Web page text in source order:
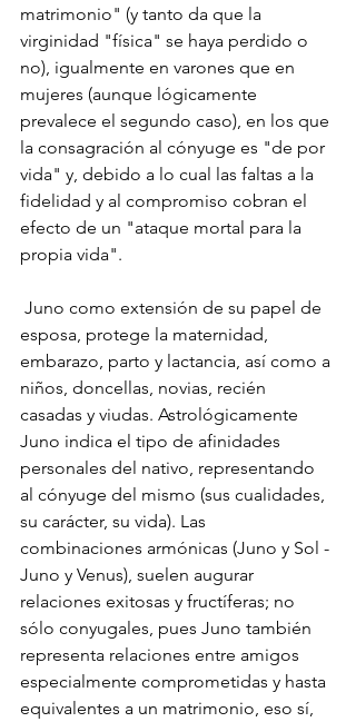
matrimonio" (y tanto da que la
virginidad "física" se haya perdido o
no), igualmente en varones que en
mujeres (aunque lógicamente
prevalece el segundo caso), en los que
la consagración al cónyuge es "de por
vida" y, debido a lo cual las faltas a la
fidelidad y al compromiso cobran el
efecto de un "ataque mortal para la
propia vida".
esposa, protege la maternidad,
embarazo, parto y lactancia, así como a
niños, doncellas, novias, recién
casadas y viudas. Astrológicamente
Juno indica el tipo de afinidades
personales del nativo, representando
al cónyuge del mismo (sus cualidades,
su carácter, su vida). Las
combinaciones armónicas (Juno y Sol -
Juno y Venus), suelen augurar
relaciones exitosas y fructíferas; no
sólo conyugales, pues Juno también
representa relaciones entre amigos
especialmente comprometidas y hasta
equivalentes a un matrimonio, eso sí,